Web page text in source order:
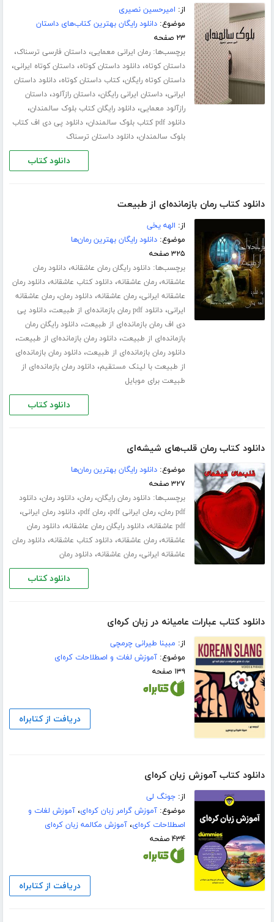
از: امیرحسین نصیری
موضوع:دانلود رایگان بهترین کتاب‌های داستان
۲۳ صفحه
برچسب‌ها:رمان ایرانی معمایی،داستان فارسی ترسناک،
داستان کوتاه،دانلود داستان کوتاه،داستان کوتاه ایرانی،
داستان کوتاه رایگان،کتاب داستان کوتاه،دانلود داستان
ایرانی،داستان ایرانی رایگان،داستان رازآلود،داستان
رازآلود معمایی،دانلود رایگان کتاب بلوک سالمندان،
دانلود pdf کتاب بلوک سالمندان ،دانلود پی دی اف کتاب
بلوک سالمندان،دانلود داستان ترسناک
دانلود کتاب
دانلود کتاب رمان بازمانده‌ای از طبیعت
از: الهه یخی
موضوع:دانلود رایگان بهترین رمان‌ها
۳۲۵ صفحه
برچسب‌ها:دانلود رایگان رمان عاشقانه،دانلود رمان
عاشقانه،رمان عاشقانه،دانلود کتاب عاشقانه،دانلود رمان
عاشقانه ایرانی،رمان عاشقانه،دانلود رمان،رمان عاشقانه
ایرانی،دانلود pdf رمان بازمانده‌ای از طبیعت ،دانلود پی
دی اف رمان بازمانده‌ای از طبیعت،دانلود رایگان رمان
بازمانده‌ای از طبیعت،دانلود رمان بازمانده‌ای از طبیعت،
دانلود رمان بازمانده‌ای از طبیعت،دانلود رمان بازمانده‌ای
از طبیعت با لینک مستقیم،دانلود رمان بازمانده‌ای از
طبیعت برای موبایل
دانلود کتاب
دانلود کتاب رمان قلب‌های شیشه‌ای
موضوع:دانلود رایگان بهترین رمان‌ها
۳۲۷ صفحه
برچسب‌ها:دانلود رمان رایگان،رمان،دانلود رمان،دانلود
pdf رمان
،رمان ایرانی pdf ،رمان pdf ،دانلود رمان ایرانی،
pdf عاشقانه ،دانلود رایگان رمان عاشقانه،دانلود رمان
عاشقانه،رمان عاشقانه،دانلود کتاب عاشقانه،دانلود رمان
عاشقانه ایرانی،رمان عاشقانه،دانلود رمان
دانلود کتاب
دانلود کتاب عبارات عامیانه در زبان کره‌ای
از: مبینا طیرانی چرمچی
موضوع:آموزش لغات و اصطلاحات کره‌ای
۱۳۹ صفحه
دریافت از کتابراه
دانلود کتاب آموزش زبان کره‌ای
از:جونگ لی
موضوع:آموزش گرامر زبان کره‌ای،آموزش لغات و
اصطلاحات کره‌ای،آموزش مکالمه زبان کره‌ای
۴۳۴ صفحه
دریافت از کتابراه